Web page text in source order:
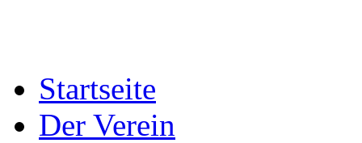
Startseite
Der Verein